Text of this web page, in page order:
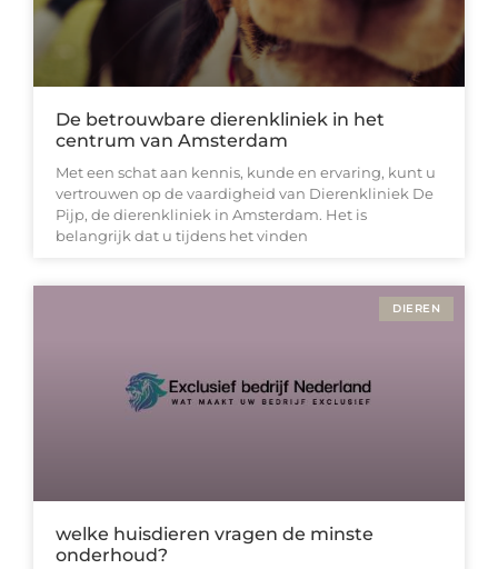
De betrouwbare dierenkliniek in het
centrum van Amsterdam
Met een schat aan kennis, kunde en ervaring, kunt u
vertrouwen op de vaardigheid van Dierenkliniek De
Pijp, de dierenkliniek in Amsterdam. Het is
belangrijk dat u tijdens het vinden
DIEREN
welke huisdieren vragen de minste
onderhoud?